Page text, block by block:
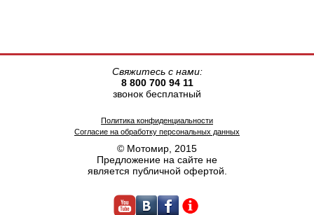
© Мотомир, 2015
Предложение на сайте не
является публичной офертой.
Политика конфиденциальности
Согласие на обработку персональных данных
Свяжитесь с нами:
8 800 700 94 11
звонок бесплатный